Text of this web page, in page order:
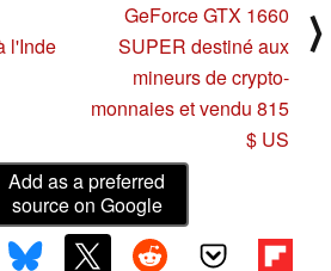
l'Inde
GeForce GTX 1660
SUPER destiné aux
mineurs de crypto-
monnaies et vendu 815
$ US
⟩
Add as a preferred
source on Google